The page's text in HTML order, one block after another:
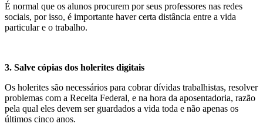
É normal que os alunos procurem por seus professores nas redes
sociais, por isso, é importante haver certa distância entre a vida
particular e o trabalho.
3. Salve cópias dos holerites digitais
Os holerites são necessários para cobrar dívidas trabalhistas, resolver
problemas com a Receita Federal, e na hora da aposentadoria, razão
pela qual eles devem ser guardados a vida toda e não apenas os
últimos cinco anos.